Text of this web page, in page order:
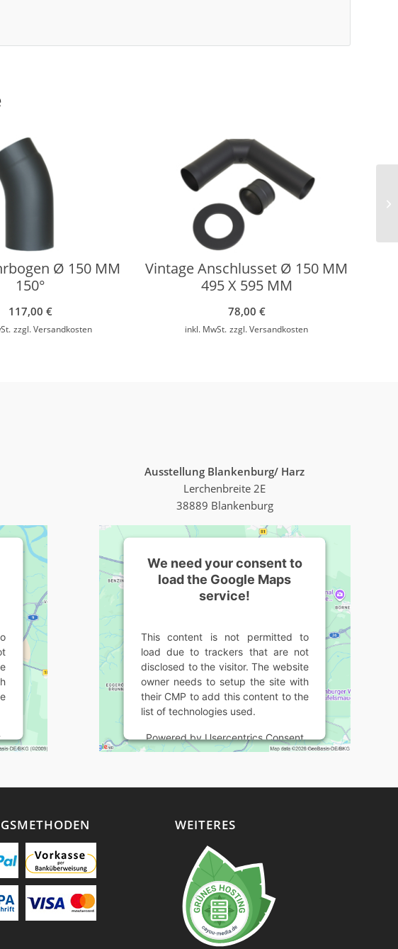
Ø 150 MM
150°
117,00 €
zzgl.Versandkosten
Vintage Anschlusset Ø 150 MM
495 X 595 MM
78,00 €
inkl. MwSt. zzgl.Versandkosten
Ausstellung Blankenburg/ Harz
Lerchenbreite 2E
38889 Blankenburg
We need your consent to
load the Google Maps
service!
This content is not permitted to
load due to trackers that are not
disclosed to the visitor. The website
owner needs to setup the site with
their CMP to add this content to the
list of technologies used.
Powered byUsercentrics Consent
Management Platform
WEITERES